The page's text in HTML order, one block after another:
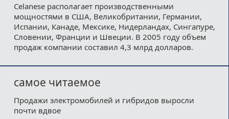
Celanese располагает производственными
мощностями в США, Великобритании, Германии,
Испании, Канаде, Мексике, Нидерландах, Сингапуре,
Словении, Франции и Швеции. В 2005 году объем
продаж компании составил 4,3 млрд долларов.
самое читаемое
Продажи электромобилей и гибридов выросли
почти вдвое